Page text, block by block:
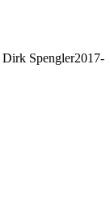
Dirk Spengler2017-